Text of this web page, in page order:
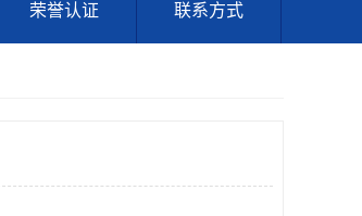
荣誉认证 联系方式